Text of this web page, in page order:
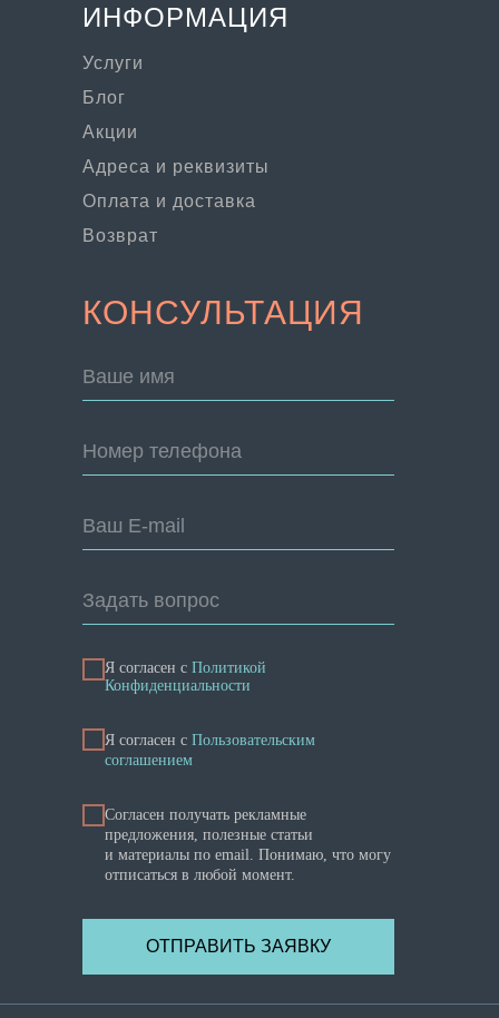
ИНФОРМАЦИЯ
Услуги
Адреса и реквизиты
КОНСУЛЬТАЦИЯ
Ваше имя
Номер телефона
Ваш E-mail
Задать вопрос
Я согласен с Политикой
Конфиденциальности
Я cогласен с Пользовательским
соглашением
Согласен получать рекламные
предложения, полезные статьи
и материалы по email. Понимаю, что могу
отписаться в любой момент.
ОТПРАВИТЬ ЗАЯВКУ
Оплата и доставка
Возврат
Блог
Акции